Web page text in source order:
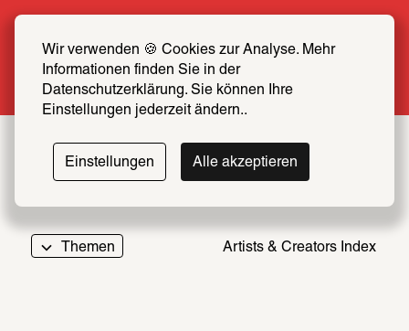
Wir verwenden 🍪 Cookies zur Analyse. Mehr
Informationen finden Sie in der
Datenschutzerklärung. Sie können Ihre
Einstellungen jederzeit ändern..
Einstellungen Alle akzeptieren
SCHIRN FREUND*IN werden
Mehr erfahren
Themen Artists & Creators Index